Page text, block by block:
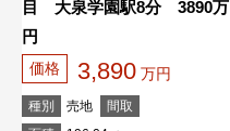
目 大泉学園駅8分 3890万
円
価格 3,890 万円
種別 売地
間取